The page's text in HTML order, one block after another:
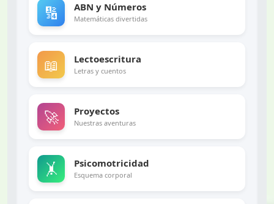
🔢 ABN y Números
Matemáticas divertidas
📖 Lectoescritura
Letras y cuentos
🚀 Proyectos
Nuestras aventuras
🤸 Psicomotricidad
Esquema corporal